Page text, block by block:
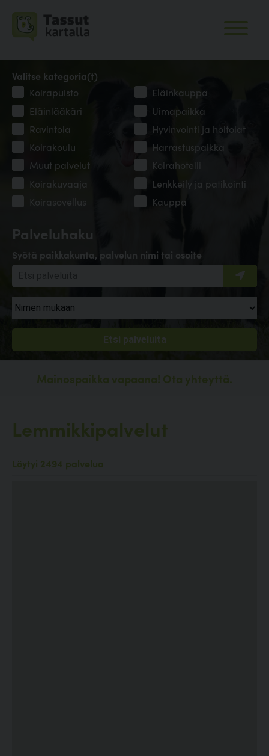
Palveluhaku
Syötä paikkakunta, palvelun nimi tai osoite
Valitse kategoria(t)
Koirapuisto
Eläinkauppa
Eläinlääkäri
Uimapaikka
Ravintola
Hyvinvointi ja hoitolat
Koirakoulu
Harrastuspaikka
Muut palvelut
Koirahotelli
Koirakuvaaja
Lenkkeily ja patikointi
Koirasovellus
Kauppa
Mainospaikka vapaana! Ota yhteyttä.
Lemmikkipalvelut
Löytyi 2494 palvelua